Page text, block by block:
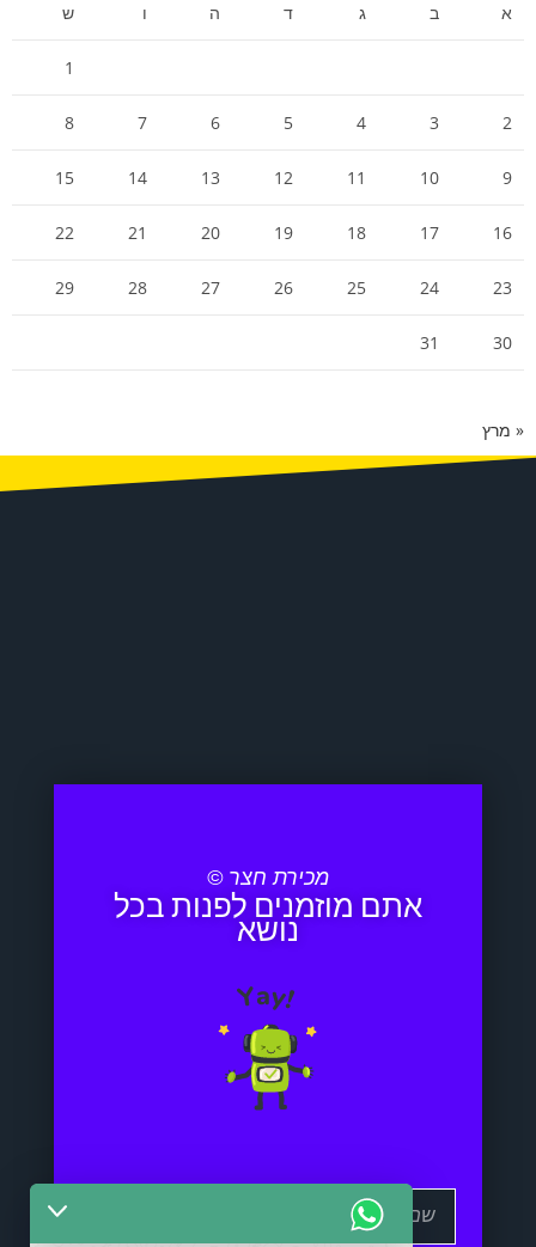
א
ב ג ד ה ו ש
1
2
3
4
5
6
7
8
9
10
11
12
13
14
15
16
17
18
19
20
21
22
23
24
25
26
27
28
29
30
31
« מרץ
מכירת חצר ©
אתם מוזמנים לפנות בכל
נושא